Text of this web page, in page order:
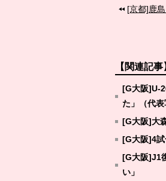
[京都]鹿
【関連記事
[G大阪]U-
た」（代表
[G大阪]大
[G大阪]4試
[G大阪]J1
い」